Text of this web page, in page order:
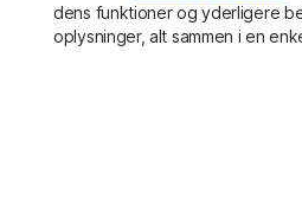
dens funktioner og yderligere
oplysninger, alt sammen i en